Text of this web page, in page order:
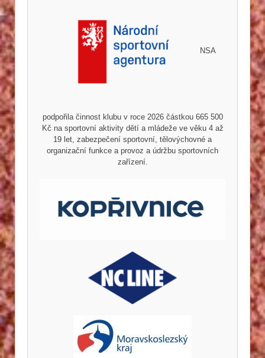
NSA
podpořila činnost klubu v roce 2026 částkou 665 500
Kč na sportovní aktivity dětí a mládeže ve věku 4 až
19 let, zabezpečení sportovní, tělovýchovné a
organizační funkce a provoz a údržbu sportovních
zařízení.